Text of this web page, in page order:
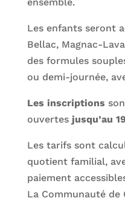
Les enfants seront
Bellac, Magnac-
des formules
ou demi-journée,
Les inscriptions
ouvertesjusqu’au
Les tarifs sont
quotient familial,
paiement
La Communauté de